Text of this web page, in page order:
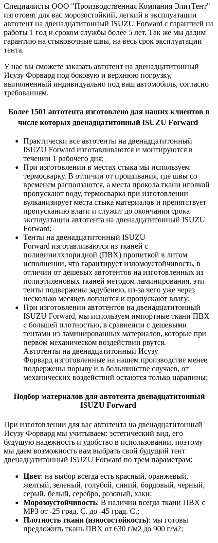
Специалисты ООО "Производственная Компания ЭлитТент"
изготовят для вас морозостойкий, легкий в эксплуатации
автотент на двенадцатитонный ISUZU Forward с гарантией на
работы 1 год и сроком службы более 5 лет. Так же мы дадим
гарантию на стыковочные швы, на весь срок эксплуатации
тента.
У нас вы сможете заказать автотент на двенадцатитонный
Исузу Форвард под боковую и верхнюю погрузку,
выполненный индивидуально под ваш автомобиль, согласно
требованиям.
Более 1501 автотента изготовлено для наших клиентов в
числе которых двенадцатитонный ISUZU Forward
Практически все автотенты на двенадцатитонный
ISUZU Forward изготавливаются и монтируются в
течении 1 рабочего дня;
При изготовлении в местах стыка мы используем
термосварку. В отличии от прошивания, где швы со
временем расползаются, а места прокола ткани иголкой
пропускают воду, термосварка при изготовлении
вулканизирует места стыка материалов и препятствует
пропусканию влаги и служит до окончания срока
эксплуатации автотента на двенадцатитонный ISUZU
Forward;
Тенты на двенадцатитонный ISUZU
Forward изготавливаются из тканей с
поливинилхлоридной (ПВХ) пропиткой в литом
исполнении, что гарантирует изломоустойчивость, в
отличии от дешевых автотентов на изготовленных из
полиэтиленовых тканей методом ламинирования, эти
тенты подвержены задубенею, из-за чего уже через
несколько месяцев лопаются и пропускают влагу;
При изготовлении автотентов на двенадцатитонный
ISUZU Forward, мы используем импортные ткани ПВХ
с большей плотностью, в сравнении с дешевыми
тентами из ламинированных материалов, которые при
первом механическом воздействии рвутся.
Автотенты на двенадцатитонный Исузу
Форвард изготовленные на нашем производстве менее
подвержены порыву и в большинстве случаев, от
механических воздействий остаются только царапины;
Подбор материалов для автотента двенадцатитонный
ISUZU Forward
При изготовлении для вас автотента на двенадцатитонный
Исузу Форвард мы учитываем: эстетический вид, его
будущую надежность и удобство в использовании, поэтому
мы даем возможность вам выбрать свой будущий тент
двенадцатитонный ISUZU Forward по трем параметрам:
Цвет: на выбор всегда есть красный, оранжевый,
желтый, зеленый, голубой, синий, бордовый, черный,
серый, белый, серебро, розовый, хаки;
Морозоустойчивость: В наличии всегда ткани ПВХ с
МРЗ от -25 град. С. до -45 град. С.;
Плотность ткани (износостойкость): мы готовы
предложить ткань ПВХ от 630 г/м2 до 900 г/м2;